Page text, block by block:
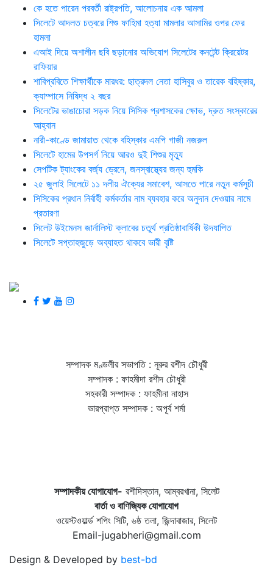
কে হতে পারেন পরবর্তী রাষ্ট্রপতি, আলোচনায় এক আমলা
সিলেটে আদলত চত্বরে শিশু ফাহিমা হত্যা মামলার আসামির ওপর ফের
হামলা
এআই দিয়ে অশালীন ছবি ছড়ানোর অভিযোগ সিলেটের কনটেন্ট ক্রিয়েটর
রাফিয়ার
শাবিপ্রবিতে শিক্ষার্থীকে মারধর: ছাত্রদল নেতা হাসিবুর ও তারেক বহিষ্কার,
ক্যাম্পাসে নিষিদ্ধ ২ বছর
সিলেটের ভাঙাচোরা সড়ক নিয়ে সিসিক প্রশাসকের ক্ষোভ, দ্রুত সংস্কারের
আহ্বান
নারী-কাণ্ডে জামায়াত থেকে বহিস্কার এমপি গাজী নজরুল
সিলেটে হামের উপসর্গ নিয়ে আরও দুই শিশুর মৃত্যু
সেপটিক ট্যাংকের বর্জ্য ড্রেনে, জনস্বাস্থ্যের জন্য হুমকি
২৫ জুলাই সিলেটে ১১ দলীয় ঐক্যের সমাবেশ, আসতে পারে নতুন কর্মসুচী
সিসিকের প্রধান নির্বাহী কর্মকর্তার নাম ব্যবহার করে অনুদান দেওয়ার নামে
প্রতারণা
সিলেট উইমেনস জার্নালিস্ট ক্লাবের চতুর্থ প্রতিষ্ঠাবার্ষিকী উদযাপিত
সিলেটে সপ্তাহজুড়ে অব্যাহত থাকবে ভারী বৃষ্টি
সম্পাদক মণ্ডলীর সভাপতি : নূরুর রশীদ চৌধুরী
সম্পাদক : ফাহমীদা রশীদ চৌধুরী
সহকারী সম্পাদক : ফাহমীনা নাহাস
ভারপ্রাপ্ত সম্পাদক : অপূর্ব শর্মা
সম্পাদকীয় যােগাযোগ- রশীদিস্তান, আম্বরখানা, সিলেট
বার্তা ও বাণিজ্যিক যোগাযােগ
ওয়েস্টওয়ার্ল্ড শপিং সিটি, ৬ষ্ঠ তলা, জিন্দাবাজার, সিলেট
Email-jugabheri@gmail.com
Design & Developed by best-bd